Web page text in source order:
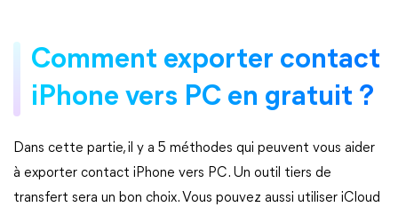
Comment exporter contact
iPhone vers PC en gratuit ?
Dans cette partie, il y a 5 méthodes qui peuvent vous aider
à exporter contact iPhone vers PC. Un outil tiers de
transfert sera un bon choix. Vous pouvez aussi utiliser iCloud